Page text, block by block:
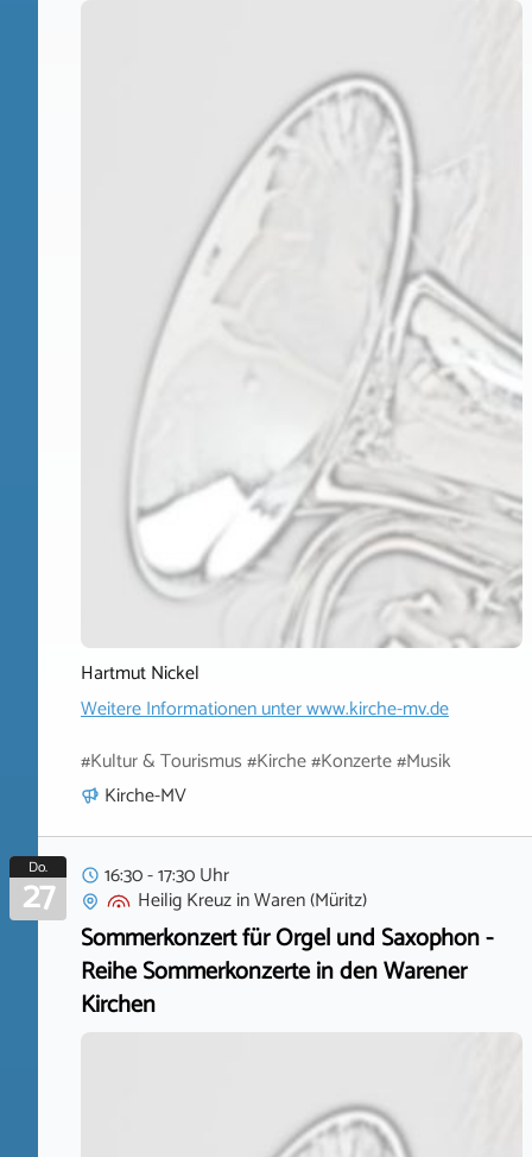
Hartmut Nickel
Weitere Informationen unterwww.kirche-mv.de
#Kultur & Tourismus #Kirche #Konzerte #Musik
Kirche-MV
Do.
27
16:30 - 17:30 Uhr
Heilig KreuzinWaren (Müritz)
Sommerkonzert für Orgel und Saxophon -
Reihe Sommerkonzerte in den Warener
Kirchen